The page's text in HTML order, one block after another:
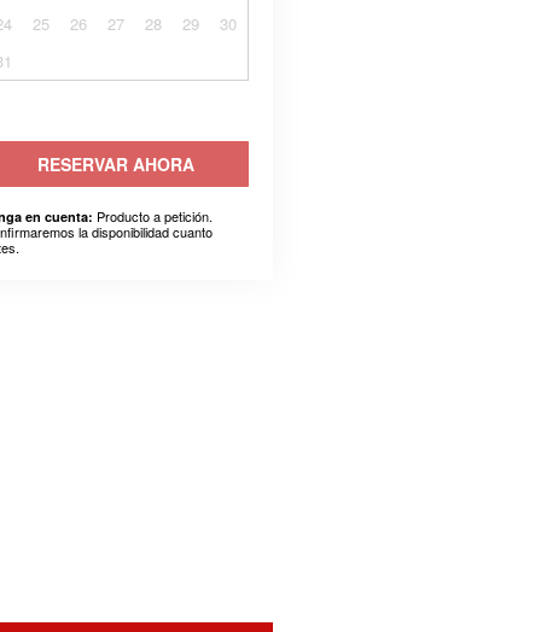
25 26 27 28 29
30
RESERVAR AHORA
en cuenta: Producto a petición.
la disponibilidad cuanto